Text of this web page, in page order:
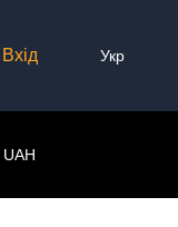
Вхід Укр
UAH